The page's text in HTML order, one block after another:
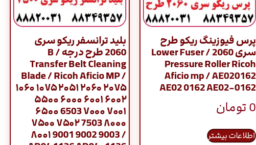
پرس فیوزینگ ریکو طرح
سری 2060 / Lower Fuser
Pressure Roller Ricoh
Aficio mp / AE020162
AE02 0162 AE02-0162
0تومان
اطلاعات بیشتر
بلید ترانسفر ریکو سری
2060 طرح درجه B /
Transfer Belt Cleaning
Blade / Ricoh Aficio MP /
۱۰۶۰ ۱۰۷۵ ۲۰۵۱ ۲۰۶۰ ۲۰۷۵
۵۵۰۰ ۶۰۰۰ ۶۰۰۱ ۶۰۰۲
۶۵۰۰ 6503 ۷۰۰۰ ۷۰۰۱
۷۵۰۰ ۷۵۰۲ 7503 ۸۰۰۰
۸۰۰۱ 9001 9002 9003 /